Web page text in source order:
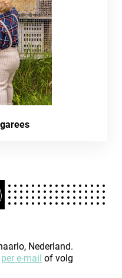
Nederland.
per e-mail of volg